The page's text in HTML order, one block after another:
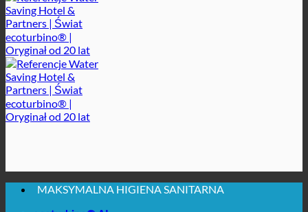
MAKSYMALNA HIGIENA SANITARNA